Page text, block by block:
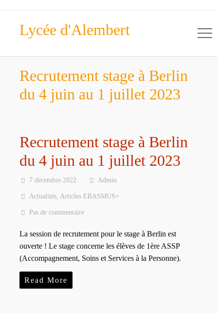
Lycée d'Alembert
Recrutement stage à Berlin
du 4 juin au 1 juillet 2023
Recrutement stage à Berlin
du 4 juin au 1 juillet 2023
7 décembre 2022 Admin
Actualités Articles ERASMUS+
Pas de commentaire
La session de recrutement pour le stage à Berlin est
ouverte ! Le stage concerne les élèves de 1ère ASSP
(Accompagnement, Soins et Services à la Personne).
Read More